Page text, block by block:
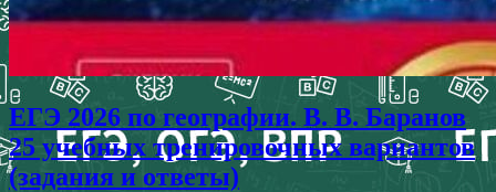
ЕГЭ 2026 по географии. В. В. Баранов
25 учебных тренировочных вариантов
(задания и ответы)